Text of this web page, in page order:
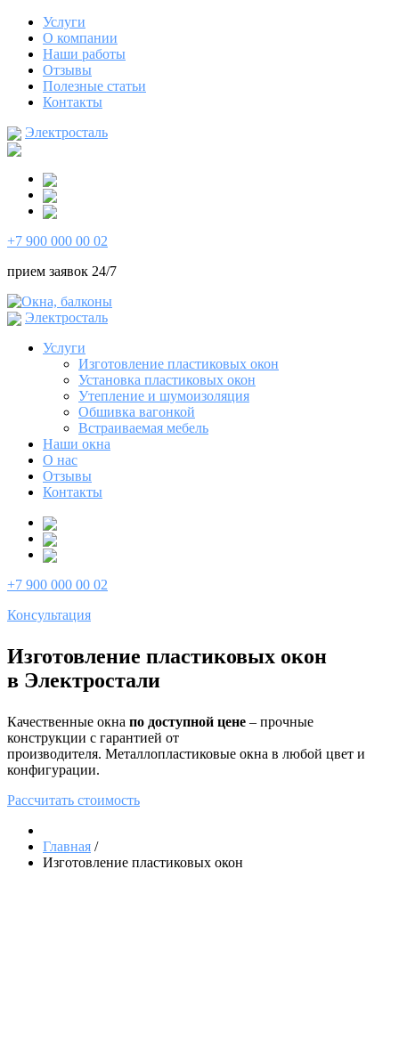
Услуги
О компании
Наши работы
Отзывы
Полезные статьи
Контакты
Электросталь
+7 900 000 00 02
прием заявок 24/7
Электросталь
Услуги
Изготовление пластиковых окон
Установка пластиковых окон
Утепление и шумоизоляция
Обшивка вагонкой
Встраиваемая мебель
Наши окна
О нас
Отзывы
Контакты
+7 900 000 00 02
Консультация
Изготовление пластиковых окон
в Электростали
Качественные окна по доступной цене – прочные
конструкции с гарантией от
производителя. Металлопластиковые окна в любой цвет и
конфигурации.
Рассчитать стоимость
Главная /
Изготовление пластиковых окон